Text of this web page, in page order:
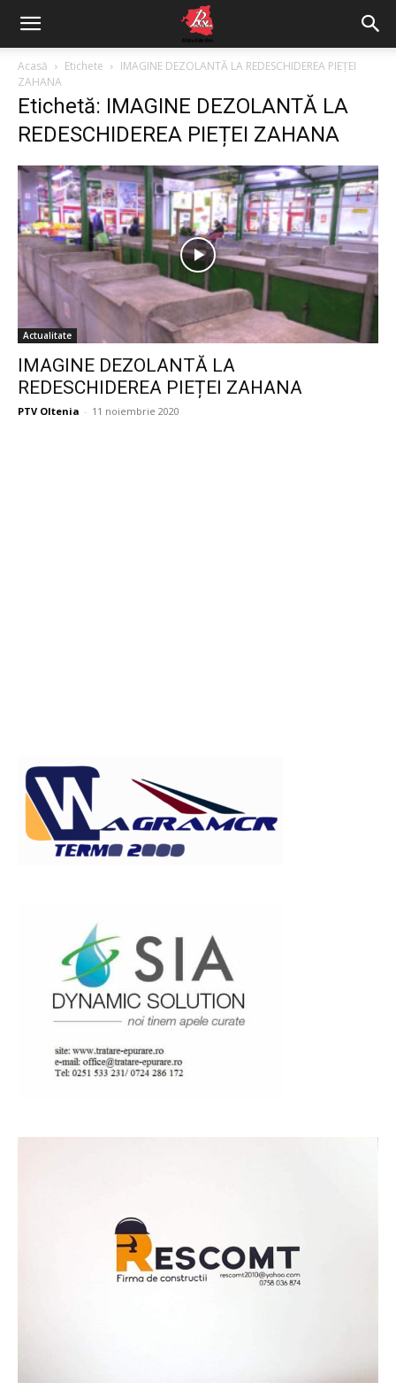
Acasă Etichete
IMAGINE DEZOLANTĂ LA REDESCHIDEREA PIEȚEI
ZAHANA
Etichetă: IMAGINE DEZOLANTĂ LA
REDESCHIDEREA PIEȚEI ZAHANA
Actualitate
IMAGINE DEZOLANTĂ LA
REDESCHIDEREA PIEȚEI ZAHANA
PTV Oltenia - 11 noiembrie 2020